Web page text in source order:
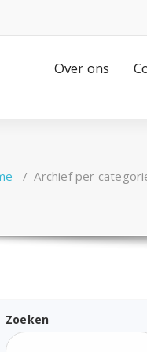
Over ons
/Archief per
Zoeken